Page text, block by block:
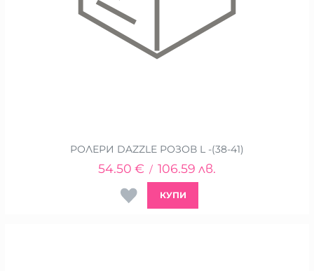
РОЛЕРИ DAZZLE РОЗОВ L -(38-41)
54.50 € / 106.59 лв.
КУПИ